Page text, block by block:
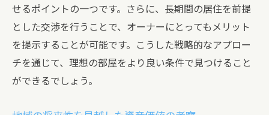
せるポイントの一つです。さらに、長期間の居住を前提
とした交渉を行うことで、オーナーにとってもメリット
を提示することが可能です。こうした戦略的なアプロー
チを通じて、理想の部屋をより良い条件で見つけること
ができるでしょう。